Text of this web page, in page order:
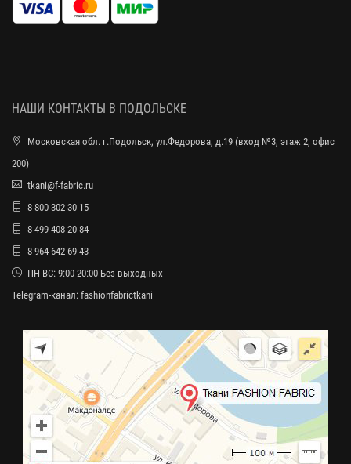
НАШИ КОНТАКТЫ В ПОДОЛЬСКЕ
Московская обл. г.Подольск, ул.Федорова, д.19 (вход №3, этаж 2, офис
200)
tkani@f-fabric.ru
8-800-302-30-15
8-499-408-20-84
8-964-642-69-43
ПН-ВС: 9:00-20:00 Без выходных
Telegram-канал: fashionfabrictkani